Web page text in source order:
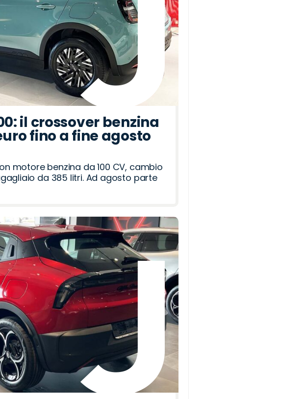
il crossover benzina
fino a fine agosto
motore benzina da 100 CV, cambio
da 385 litri. Ad agosto parte